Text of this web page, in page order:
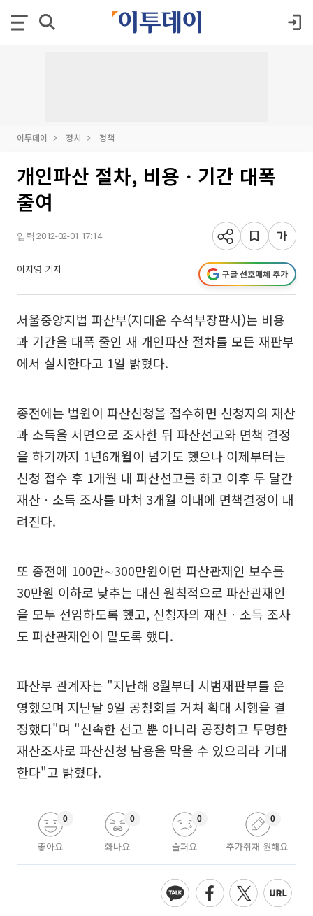
이투데이 정치 정책
개인파산 절차, 비용ㆍ기간 대폭
줄여
입력 2012-02-01 17:14
이지영 기자 구글 선호매체 추가
서울중앙지법 파산부(지대운 수석부장판사)는 비용
과 기간을 대폭 줄인 새 개인파산 절차를 모든 재판부
에서 실시한다고 1일 밝혔다.
종전에는 법원이 파산신청을 접수하면 신청자의 재산
과 소득을 서면으로 조사한 뒤 파산선고와 면책 결정
을 하기까지 1년6개월이 넘기도 했으나 이제부터는
신청 접수 후 1개월 내 파산선고를 하고 이후 두 달간
재산ㆍ소득 조사를 마쳐 3개월 이내에 면책결정이 내
려진다.
또 종전에 100만∼300만원이던 파산관재인 보수를
30만원 이하로 낮추는 대신 원칙적으로 파산관재인
을 모두 선임하도록 했고, 신청자의 재산ㆍ소득 조사
도 파산관재인이 맡도록 했다.
파산부 관계자는 "지난해 8월부터 시범재판부를 운
영했으며 지난달 9일 공청회를 거쳐 확대 시행을 결
정했다"며 "신속한 선고 뿐 아니라 공정하고 투명한
재산조사로 파산신청 남용을 막을 수 있으리라 기대
한다"고 밝혔다.
좋아요
0
화나요
0
슬퍼요
0
추가취재 원해요
0